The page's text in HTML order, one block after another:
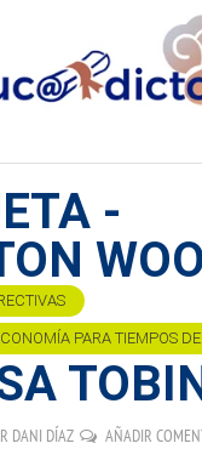
-
PARA TIEMPOS
DANI DÍAZ AÑADIR